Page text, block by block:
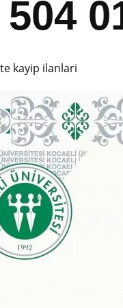
kayip ilanlari